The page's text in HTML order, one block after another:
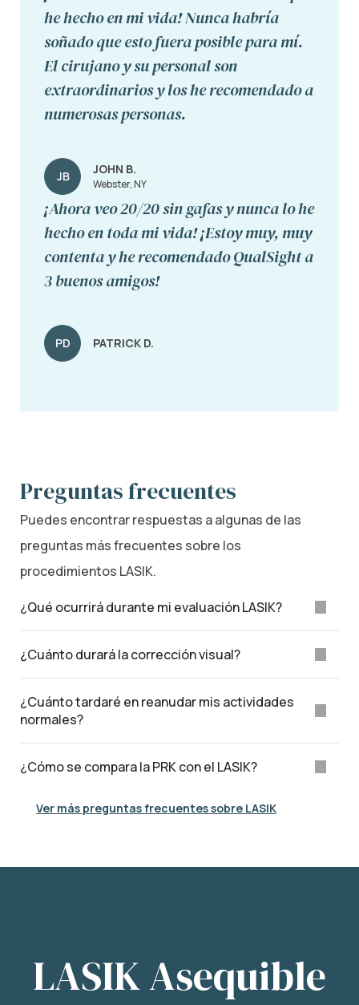
he hecho en mi vida! Nunca habría
soñado que esto fuera posible para mí.
El cirujano y su personal son
extraordinarios y los he recomendado a
numerosas personas.
JB JOHN B.
Webster, NY
¡Ahora veo 20/20 sin gafas y nunca lo he
hecho en toda mi vida! ¡Estoy muy, muy
contenta y he recomendado QualSight a
3 buenos amigos!
PD PATRICK D.
Preguntas frecuentes
Puedes encontrar respuestas a algunas de las
preguntas más frecuentes sobre los
procedimientos LASIK.
¿Qué ocurrirá durante mi evaluación LASIK?
¿Cuánto durará la corrección visual?
¿Cuánto tardaré en reanudar mis actividades
normales?
¿Cómo se compara la PRK con el LASIK?
Ver más preguntas frecuentes sobre LASIK
LASIK Asequible